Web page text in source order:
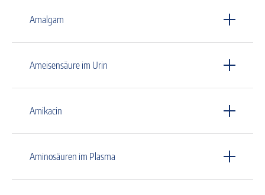
Amalgam
Ameisensäure im Urin
Amikacin
Aminosäuren im Plasma